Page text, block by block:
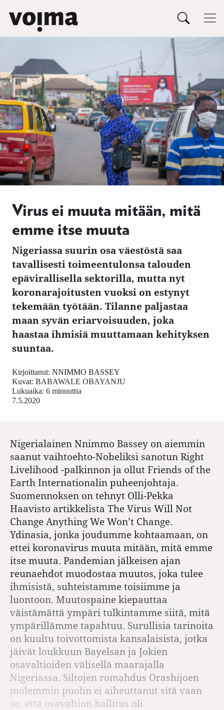
Siirry sisältöön
Päävalikko
Virus ei muuta mitään, mitä
emme itse muuta
Nigeriassa suurin osa väestöstä saa
tavallisesti toimeentulonsa talouden
epävirallisella sektorilla, mutta nyt
koronarajoitusten vuoksi on estynyt
tekemään työtään. Tilanne paljastaa
maan syvän eriarvoisuuden, joka
haastaa ihmisiä muuttamaan kehityksen
suuntaa.
7.5.2020
Kirjoittanut: NNIMMO BASSEY
Kuvat: BABAWALE OBAYANJU
Lukuaika: 6 minuuttia
Nigerialainen Nnimmo Bassey on aiemmin
saanut vaihtoehto-Nobeliksi sanotun Right
Livelihood -palkinnon ja ollut Friends of the
Earth Internationalin puheenjohtaja.
Suomennoksen on tehnyt Olli-Pekka
Haavisto artikkelista The Virus Will Not
Change Anything We Won’t Change.
Ydinasia, jonka joudumme kohtaamaan, on
ettei koronavirus muuta mitään, mitä emme
itse muuta. Pandemian jälkeisen ajan
reunaehdot muodostaa muutos, joka tulee
ihmisistä, suhteistamme toisiimme ja
luontoon. Muutospaine kiepauttaa
väistämättä ympäri tulkintamme siitä, mitä
ympärillämme tapahtuu. Surullisia tarinoita
on kuultu toivottomista kansalaisista, jotka
jäivät loukkuun Bayelsan ja Jokien
osavaltioiden välisellä maarajalla
Nigeriassa. Siltojen romahdus Orashijoen
molemmin puolin ei aiheuttanut sitä vaan
se, että osavaltion hallitus oli